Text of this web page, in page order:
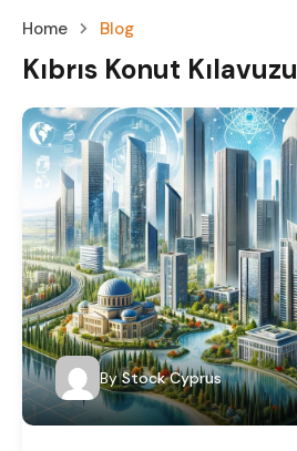
Home Blog
Kıbrıs Konut Kılavuzu
By Stock Cyprus